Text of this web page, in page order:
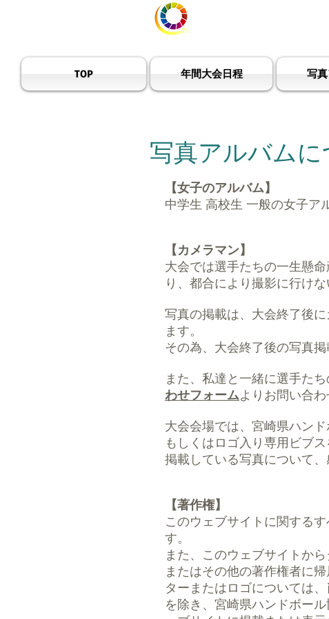
TOP 年間大会日程 写
写真アルバムに
【女子のアルバム】
中学生 高校生 一般の女子ア
【カメラマン】
大会では選手たちの一生懸
り、都合により撮影に行けな
写真の掲載は、大会終了後
ます。
その為、大会終了後の写真
また、私達と一緒に選手た
わせフォームよりお問い合
大会会場では、宮崎県ハン
もしくはロゴ入り専用ビブ
掲載している写真について
【著作権】
このウェブサイトに関する
す。
また、このウェブサイトか
またはその他の著作権者に
ターまたはロゴについては
を除き、宮崎県ハンドボー